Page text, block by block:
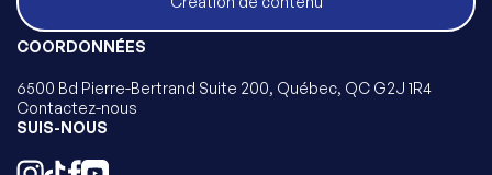
COORDONNÉES
6500 Bd Pierre-Bertrand Suite 200, Québec, QC G2J 1R4
Contactez-nous
SUIS-NOUS